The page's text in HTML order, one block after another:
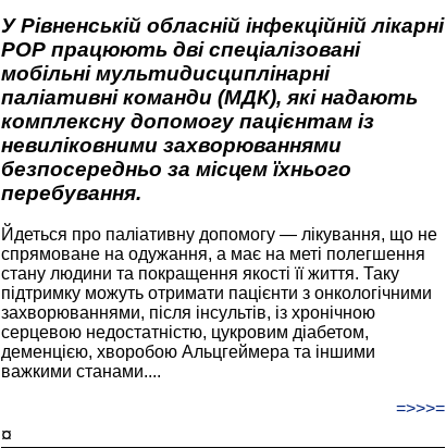
У Рівненській обласній інфекційній лікарні
РОР працюють дві спеціалізовані
мобільні мультидисциплінарні
паліативні команди (МДК), які надають
комплексну допомогу пацієнтам із
невиліковними захворюваннями
безпосередньо за місцем їхнього
перебування.
Йдеться про паліативну допомогу — лікування, що не
спрямоване на одужання, а має на меті полегшення
стану людини та покращення якості її життя. Таку
підтримку можуть отримати пацієнти з онкологічними
захворюваннями, після інсультів, із хронічною
серцевою недостатністю, цукровим діабетом,
деменцією, хворобою Альцгеймера та іншими
важкими станами....
=>>>=
¤